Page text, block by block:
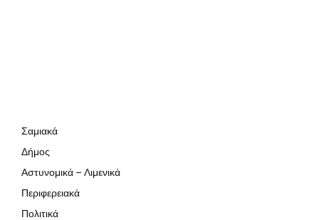
Σαμιακά
Δήμος
Αστυνομικά – Λιμενικά
Περιφερειακά
Πολιτικά